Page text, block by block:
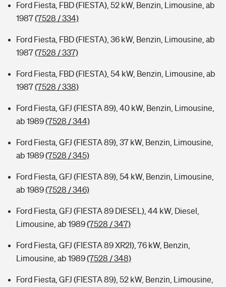
Ford Fiesta, FBD (FIESTA), 52 kW, Benzin, Limousine, ab
1987(7528 / 334)
Ford Fiesta, FBD (FIESTA), 36 kW, Benzin, Limousine, ab
1987(7528 / 337)
Ford Fiesta, FBD (FIESTA), 54 kW, Benzin, Limousine, ab
1987(7528 / 338)
Ford Fiesta, GFJ (FIESTA 89), 40 kW, Benzin, Limousine,
ab 1989(7528 / 344)
Ford Fiesta, GFJ (FIESTA 89), 37 kW, Benzin, Limousine,
ab 1989(7528 / 345)
Ford Fiesta, GFJ (FIESTA 89), 54 kW, Benzin, Limousine,
ab 1989(7528 / 346)
Ford Fiesta, GFJ (FIESTA 89 DIESEL), 44 kW, Diesel,
Limousine, ab 1989(7528 / 347)
Ford Fiesta, GFJ (FIESTA 89 XR2I), 76 kW, Benzin,
Limousine, ab 1989(7528 / 348)
Ford Fiesta, GFJ (FIESTA 89), 52 kW, Benzin, Limousine,